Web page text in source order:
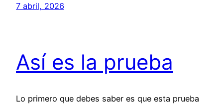
7 abril, 2026
Así es la prueba
Lo primero que debes saber es que esta prueba